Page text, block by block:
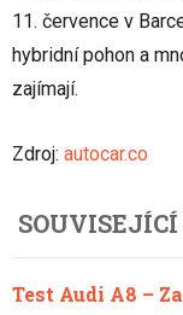
11. července v
hybridní pohon a
zajímají.
Zdroj: autocar.co
Test Audi A8 –